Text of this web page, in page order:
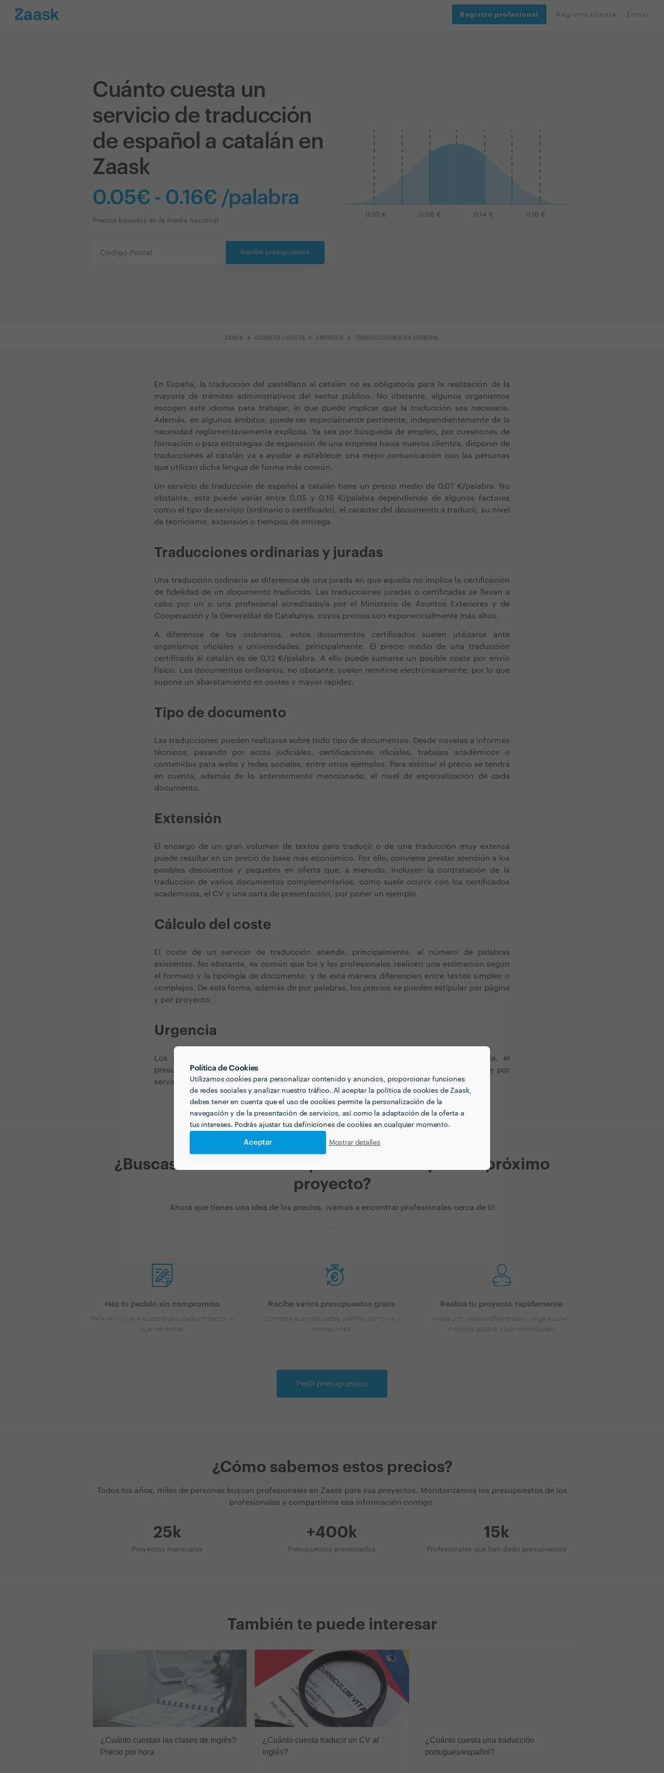
Política de Cookies
Utilizamos cookies para personalizar contenido y anuncios, proporcionar funciones
de redes sociales y analizar nuestro tráfico. Al aceptar la política de cookies de Zaask,
debes tener en cuenta que el uso de cookies permite la personalización de la
navegación y de la presentación de servicios, así como la adaptación de la oferta a
tus intereses. Podrás ajustar tus definiciones de cookies en cualquier momento.
Aceptar Mostrar detalles
Registro profesional Registro cliente Entrar
Cuánto cuesta un
servicio de traducción
de español a catalán en
Zaask
0.05€ - 0.16€ /palabra
Precios basados en la media nacional
Recibe presupuestos
0.05 € 0.06 € 0.14 € 0.16 €
ZAASK arrow_right CUÁNTO CUESTAarrow_right EMPRESA arrow_right TRADUCCIONES EN GENERAL
En España, la traducción del castellano al catalán no es obligatoria para la realización de la
mayoría de trámites administrativos del sector público. No obstante, algunos organismos
escogen este idioma para trabajar, lo que puede implicar que la traducción sea necesaria.
Además, en algunos ámbitos, puede ser especialmente pertinente, independientemente de la
necesidad reglamentariamente explícita. Ya sea por búsqueda de empleo, por cuestiones de
formación o para estrategias de expansión de una empresa hacia nuevos clientes, disponer de
traducciones al catalán va a ayudar a establecer una mejor comunicación con las personas
que utilizan dicha lengua de forma más común.
Un servicio de traducción de español a catalán tiene un precio medio de 0,07 €/palabra. No
obstante, este puede variar entre 0,05 y 0,16 €/palabra dependiendo de algunos factores
como el tipo de servicio (ordinario o certificado), el carácter del documento a traducir, su nivel
de tecnicismo, extensión o tiempos de entrega.
Traducciones ordinarias y juradas
Una traducción ordinaria se diferencia de una jurada en que aquella no implica la certificación
de fidelidad de un documento traducido. Las traducciones juradas o certificadas se llevan a
cabo por un o una profesional acreditado/a por el Ministerio de Asuntos Exteriores y de
Cooperación y la Generalitat de Catalunya, cuyos precios son exponencialmente más altos.
A diferencia de los ordinarios, estos documentos certificados suelen utilizarse ante
organismos oficiales y universidades, principalmente. El precio medio de una traducción
certificada al catalán es de 0,12 €/palabra. A ello puede sumarse un posible coste por envío
físico. Los documentos ordinarios, no obstante, suelen remitirse electrónicamente, por lo que
supone un abaratamiento en costes y mayor rapidez.
Tipo de documento
Las traducciones pueden realizarse sobre todo tipo de documentos. Desde novelas a informes
técnicos, pasando por actas judiciales, certificaciones oficiales, trabajos académicos o
contenidos para webs y redes sociales, entre otros ejemplos. Para estimar el precio se tendrá
en cuenta, además de lo anteriormente mencionado, el nivel de especialización de cada
documento.
Extensión
El encargo de un gran volumen de textos para traducir o de una traducción muy extensa
puede resultar en un precio de base más económico. Por ello, conviene prestar atención a los
posibles descuentos y paquetes en oferta que, a menudo, incluyen la contratación de la
traducción de varios documentos complementarios, como suele ocurrir con los certificados
académicos, el CV y una carta de presentación, por poner un ejemplo.
Cálculo del coste
El coste de un servicio de traducción atiende, principalmente, al número de palabras
existentes. No obstante, es común que los y las profesionales realicen una estimación según
el formato y la tipología de documento, y de esta manera diferencien entre textos simples o
complejos. De esta forma, además de por palabras, los precios se pueden estipular por página
y por proyecto.
Urgencia
Los plazos para el acometimiento del trabajo van a configurar, en buena medida, el
presupuesto. Si éste ha de ejecutarse más rápido de lo normal será aplicado un coste por
servicio preferente.
¿Buscas traducción de español a catalán para tu próximo
proyecto?
Ahora que tienes una idea de los precios, ¡vamos a encontrar profesionales cerca de ti!
Haz tu pedido sin compromiso
Rellena un breve cuestionario para contarnos lo
que necesitas.
Recibe varios presupuestos gratis
Compara sus propuestas, perfiles, porfolios y
valoraciones.
Realiza tu proyecto rápidamente
Habla con los/as profesionales y elige a quien
mejor se adapte a tus necesidades.
Pedir presupuestos
¿Cómo sabemos estos precios?
Todos los años, miles de personas buscan profesionales en Zaask para sus proyectos. Monitorizamos los presupuestos de los
profesionales y compartimos esa información contigo.
25k
Proyectos mensuales
+400k
Presupuestos presentados
15k
Profesionales que han dado presupuestos
También te puede interesar
¿Cuánto cuestan las clases de inglés?
Precio por hora
¿Cuánto cuesta traducir un CV al
inglés?
¿Cuánto cuesta una traducción
portugués/español?